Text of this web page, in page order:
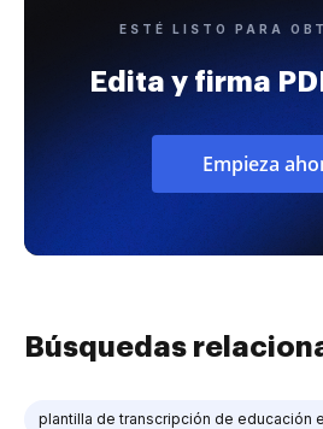
ESTÉ LISTO PARA
Edita y firma
Empieza
Búsquedas
plantilla de transcripción de educación